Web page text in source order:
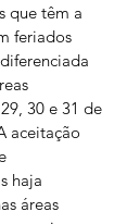
que têm a
feriados
30 e 31 de
aceitação
haja
áreas